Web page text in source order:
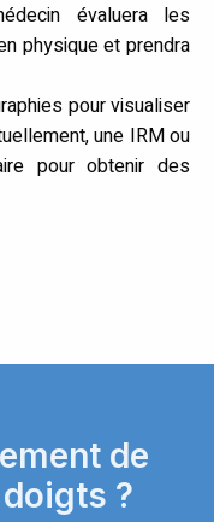
évaluera les
physique et prendra
pour visualiser
une IRM ou
pour obtenir des
de
?